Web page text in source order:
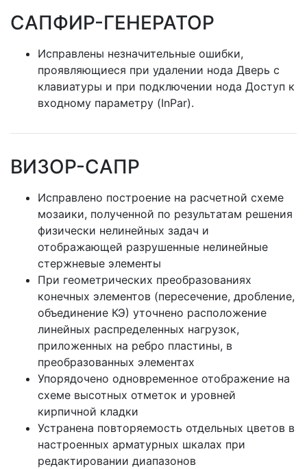
САПФИР-ГЕНЕРАТОР
Исправлены незначительные ошибки,
проявляющиеся при удалении нода Дверь с
клавиатуры и при подключении нода Доступ к
входному параметру (InPar).
ВИЗОР-САПР
Исправлено построение на расчетной схеме
мозаики, полученной по результатам решения
физически нелинейных задач и
отображающей разрушенные нелинейные
стержневые элементы
При геометрических преобразованиях
конечных элементов (пересечение, дробление,
объединение КЭ) уточнено расположение
линейных распределенных нагрузок,
приложенных на ребро пластины, в
преобразованных элементах
Упорядочено одновременное отображение на
схеме высотных отметок и уровней
кирпичной кладки
Устранена повторяемость отдельных цветов в
настроенных арматурных шкалах при
редактировании диапазонов